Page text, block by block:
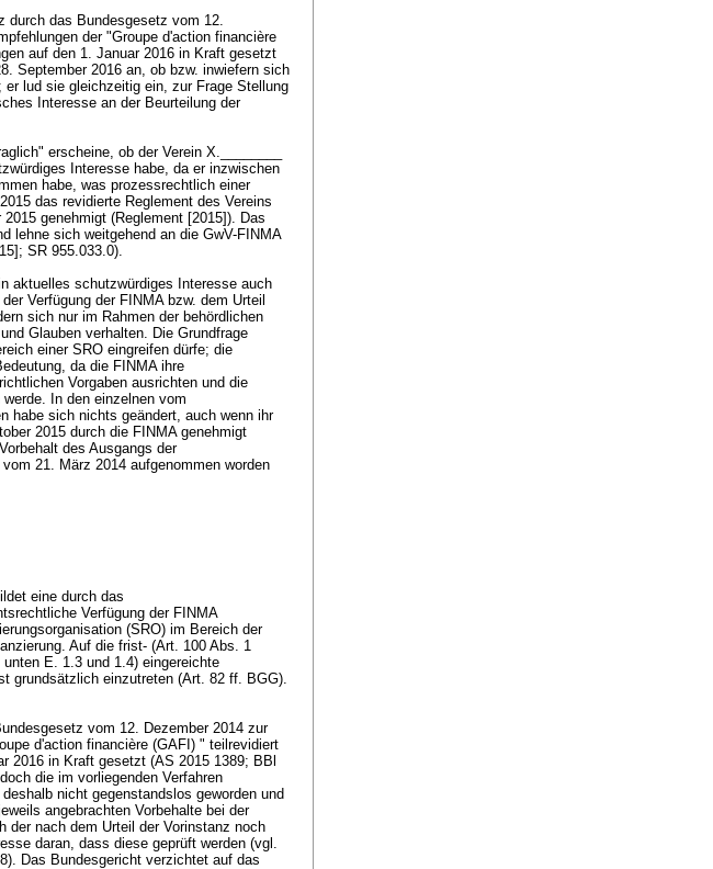
durch das Bundesgesetz vom 12.
der "Groupe d'action financière
auf den 1. Januar 2016 in Kraft gesetzt
September 2016 an, ob bzw. inwiefern sich
lud sie gleichzeitig ein, zur Frage Stellung
Interesse an der Beurteilung der
erscheine, ob der Verein X.________
Interesse habe, da er inzwischen
habe, was prozessrechtlich einer
das revidierte Reglement des Vereins
genehmigt (Reglement [2015]). Das
lehne sich weitgehend an die GwV-FINMA
SR 955.033.0).
aktuelles schutzwürdiges Interesse auch
Verfügung der FINMA bzw. dem Urteil
sich nur im Rahmen der behördlichen
Glauben verhalten. Die Grundfrage
einer SRO eingreifen dürfe; die
da die FINMA ihre
Vorgaben ausrichten und die
In den einzelnen vom
habe sich nichts geändert, auch wenn ihr
2015 durch die FINMA genehmigt
des Ausgangs der
21. März 2014 aufgenommen worden
eine durch das
Verfügung der FINMA
(SRO) im Bereich der
Auf die frist- (Art. 100 Abs. 1
unten E. 1.3 und 1.4) eingereichte
grundsätzlich einzutreten (Art. 82 ff. BGG).
vom 12. Dezember 2014 zur
d'action financière (GAFI) " teilrevidiert
2016 in Kraft gesetzt (AS 2015 1389; BBl
die im vorliegenden Verfahren
nicht gegenstandslos geworden und
angebrachten Vorbehalte bei der
der nach dem Urteil der Vorinstanz noch
daran, dass diese geprüft werden (vgl.
Das Bundesgericht verzichtet auf das